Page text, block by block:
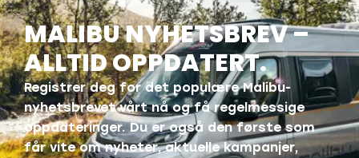
MALIBU NYHETSBREV –
ALLTID OPPDATERT.
Registrer deg for det populære Malibu-
nyhetsbrevet vårt nå og få regelmessige
oppdateringer. Du er også den første som
får vite om nyheter, aktuelle kampanjer,